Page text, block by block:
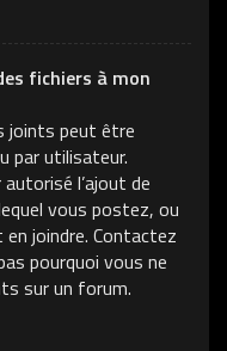
fichiers à mon
joints peut être
par utilisateur.
l’ajout de
vous postez, ou
joindre. Contactez
pourquoi vous ne
sur un forum.